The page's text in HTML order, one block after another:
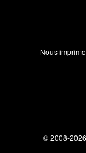
Nous
© 2008-